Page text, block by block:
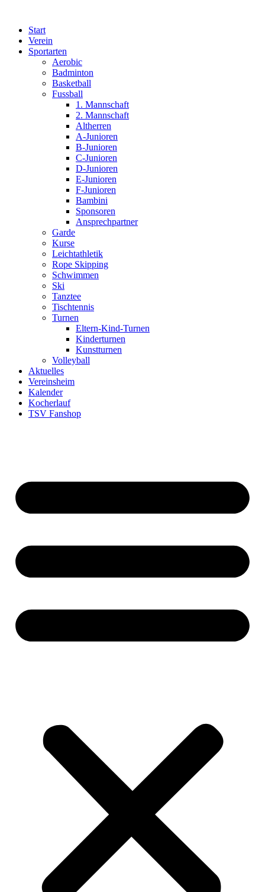
wechseln
Start
Verein
Sportarten
Aerobic
Badminton
Basketball
Fussball
1. Mannschaft
2. Mannschaft
Altherren
A-Junioren
B-Junioren
C-Junioren
D-Junioren
E-Junioren
F-Junioren
Bambini
Sponsoren
Ansprechpartner
Garde
Kurse
Leichtathletik
Rope Skipping
Schwimmen
Ski
Tanztee
Tischtennis
Turnen
Eltern-Kind-Turnen
Kinderturnen
Kunstturnen
Volleyball
Aktuelles
Vereinsheim
Kalender
Kocherlauf
TSV Fanshop